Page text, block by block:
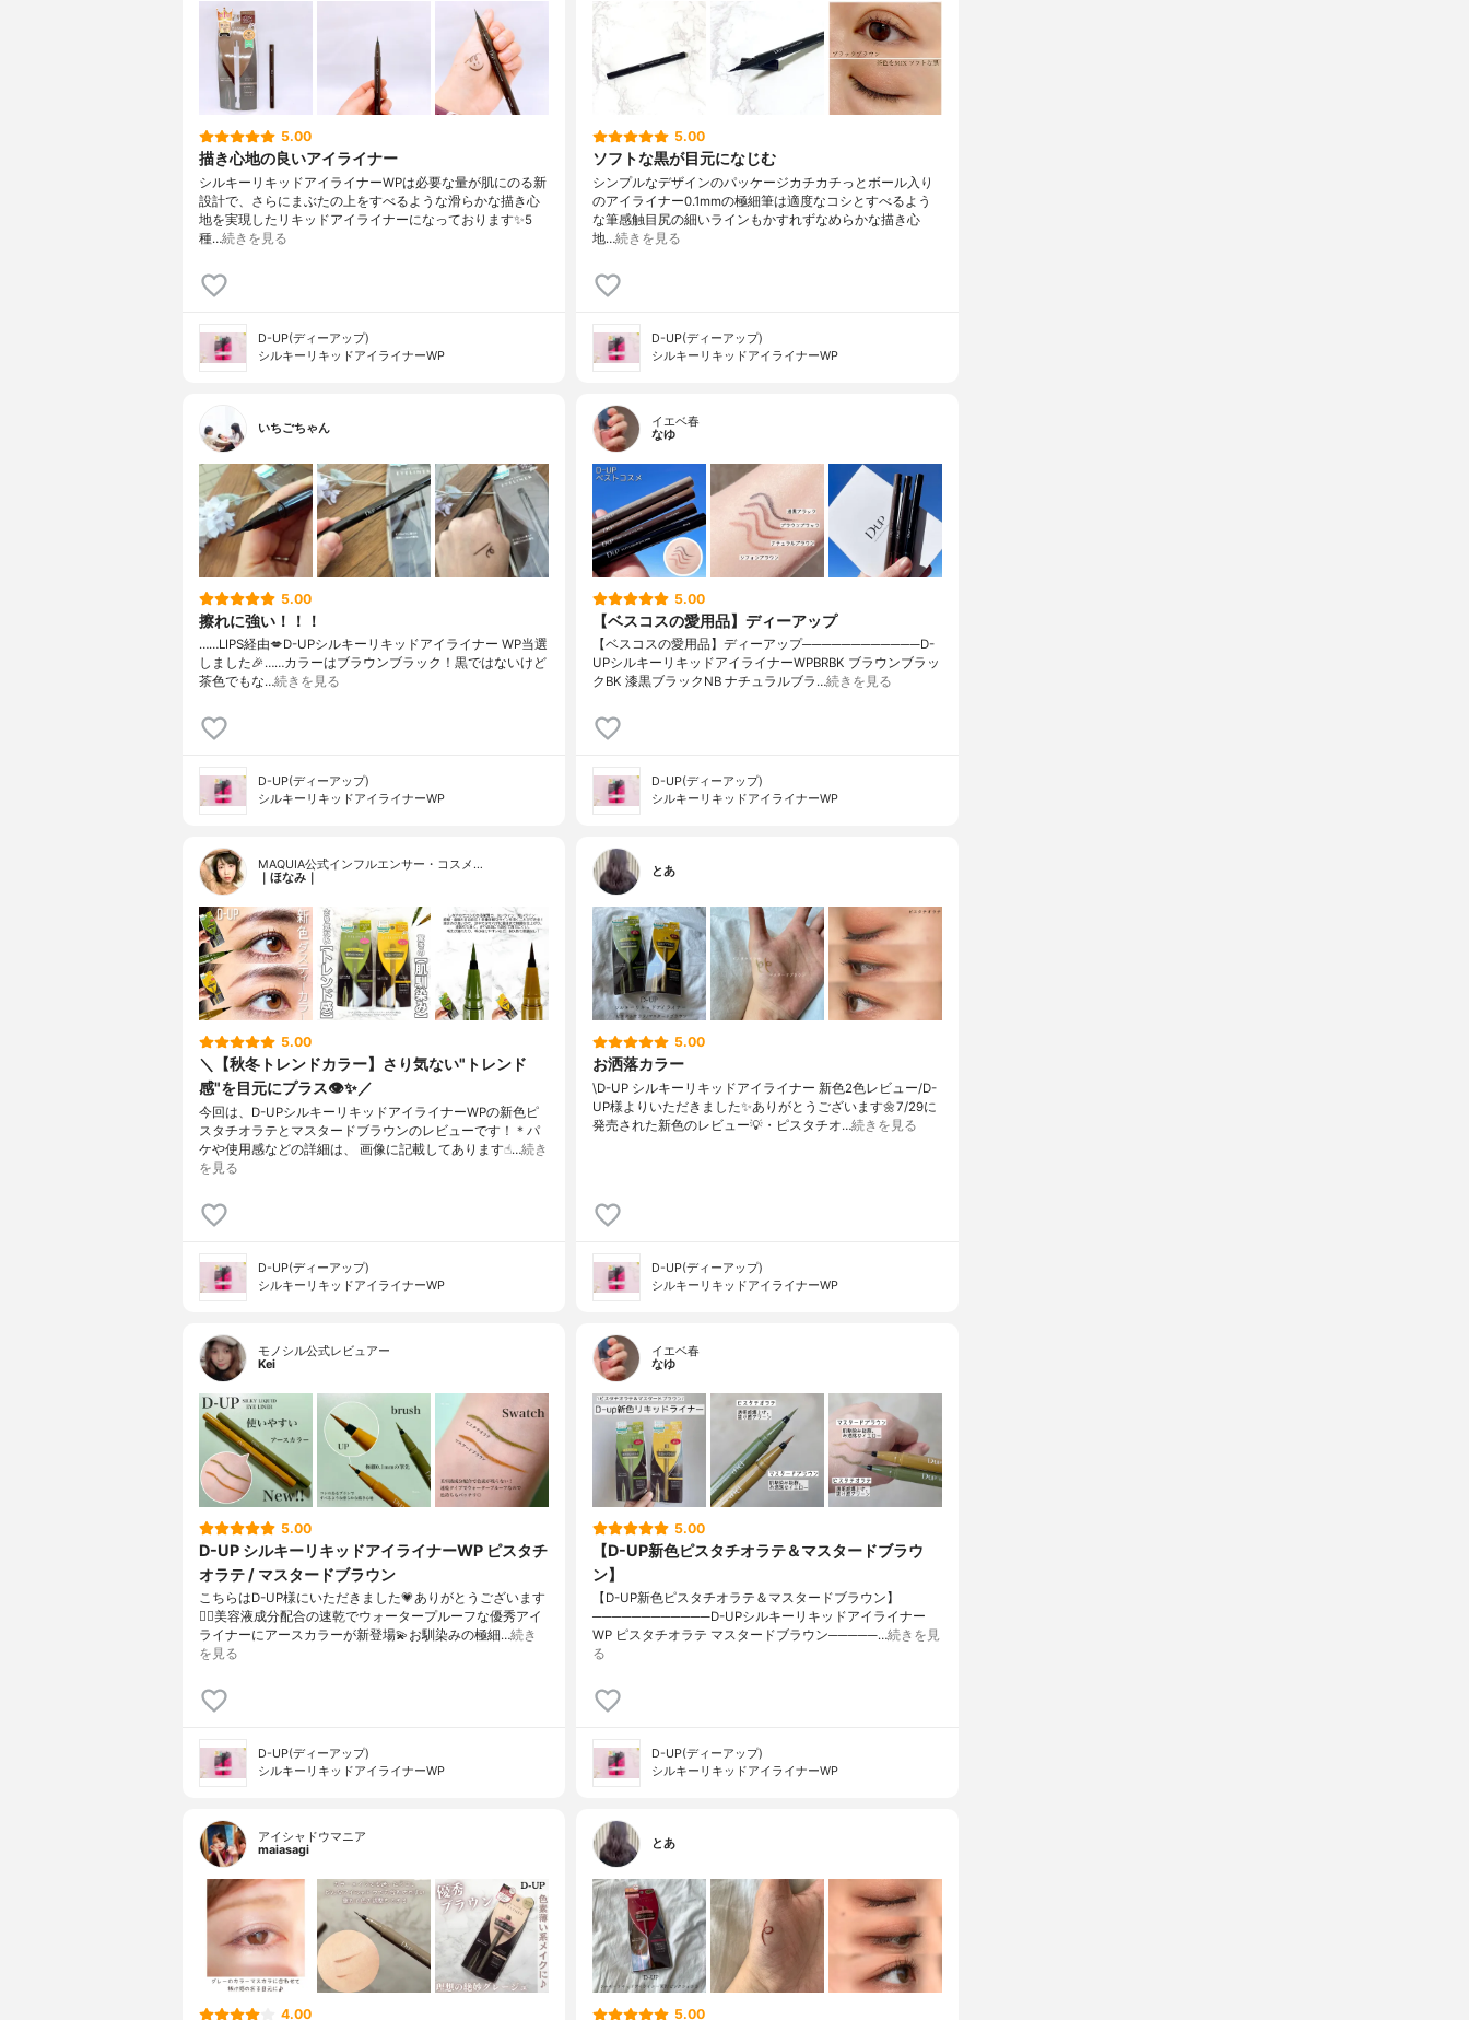
5.00
描き心地の良いアイライナー
シルキーリキッドアイライナーWPは必要な量が肌にのる新
設計で、さらにまぶたの上をすべるような滑らかな描き心
地を実現したリキッドアイライナーになっております✨5
種…続きを見る
D-UP(ディーアップ)
シルキーリキッドアイライナーWP
5.00
ソフトな黒が目元になじむ
シンプルなデザインのパッケージカチカチっとボール入り
のアイライナー0.1mmの極細筆は適度なコシとすべるよう
な筆感触目尻の細いラインもかすれずなめらかな描き心
地…続きを見る
D-UP(ディーアップ)
シルキーリキッドアイライナーWP
いちごちゃん
5.00
擦れに強い！！！
……⁡⁡LIPS経由💋⁡⁡D-UP⁡⁡シルキーリキッドアイライナー WP⁡⁡当選
しました🎉⁡⁡……⁡⁡カラーはブラウンブラック！⁡⁡黒ではないけど⁡⁡
茶色でもな…続きを見る
D-UP(ディーアップ)
シルキーリキッドアイライナーWP
イエベ春
なゆ
5.00
【ベスコスの愛用品】ディーアップ
【ベスコスの愛用品】ディーアップ────────────D-
UPシルキーリキッドアイライナーWPBRBK ブラウンブラッ
クBK 漆黒ブラックNB ナチュラルブラ…続きを見る
D-UP(ディーアップ)
シルキーリキッドアイライナーWP
MAQUIA公式インフルエンサー・コスメ…
｜ほなみ｜
5.00
＼【秋冬トレンドカラー】さり気ない"トレンド
感"を目元にプラス👁✨／
今回は、D-UPシルキーリキッドアイライナーWPの新色ピ
スタチオラテとマスタードブラウンのレビューです！＊パ
ケや使用感などの詳細は、 画像に記載してあります☝︎…続き
を見る
D-UP(ディーアップ)
シルキーリキッドアイライナーWP
とあ
5.00
お洒落カラー
\D-UP シルキーリキッドアイライナー 新色2色レビュー/D-
UP様よりいただきました✨ありがとうございます🌼7/29に
発売された新色のレビュー💡・ピスタチオ…続きを見る
D-UP(ディーアップ)
シルキーリキッドアイライナーWP
モノシル公式レビュアー
Kei
5.00
D-UP シルキーリキッドアイライナーWP ピスタチ
オラテ / マスタードブラウン
こちらはD-UP様にいただきました💗ありがとうございます
🙇‍♀️美容液成分配合の速乾でウォータープルーフな優秀アイ
ライナーにアースカラーが新登場💫お馴染みの極細…続き
を見る
D-UP(ディーアップ)
シルキーリキッドアイライナーWP
イエベ春
なゆ
5.00
【D-UP新色ピスタチオラテ＆マスタードブラウ
ン】
【D-UP新色ピスタチオラテ＆マスタードブラウン】
────────────D-UPシルキーリキッドアイライナー
WP ピスタチオラテ マスタードブラウン─────…続きを見
る
D-UP(ディーアップ)
シルキーリキッドアイライナーWP
アイシャドウマニア
maiasagi
4.00
とあ
5.00